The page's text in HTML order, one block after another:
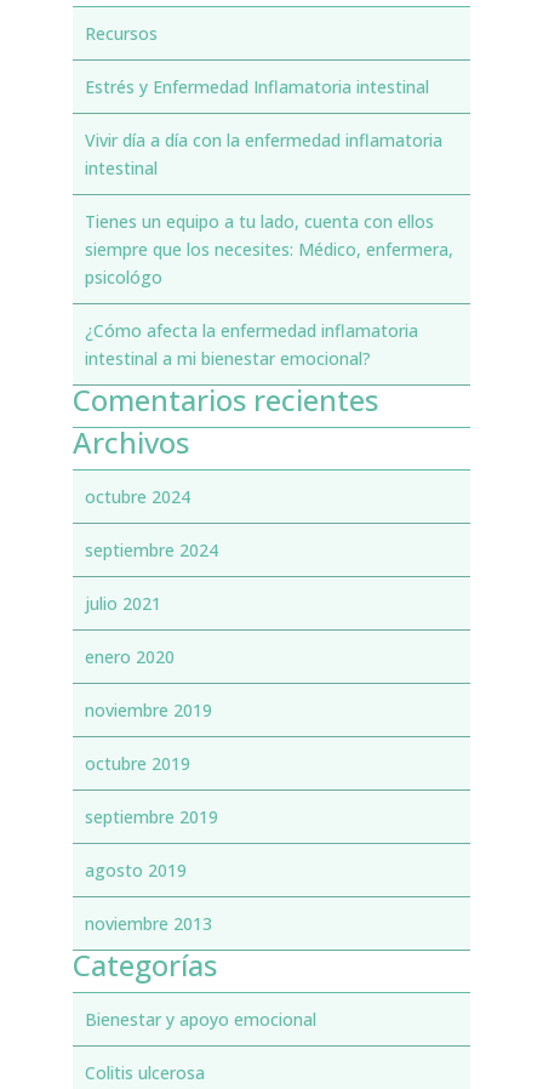
Recursos
Estrés y Enfermedad Inflamatoria intestinal
Vivir día a día con la enfermedad inflamatoria
intestinal
Tienes un equipo a tu lado, cuenta con ellos
siempre que los necesites: Médico, enfermera,
psicológo
¿Cómo afecta la enfermedad inflamatoria
intestinal a mi bienestar emocional?
Comentarios recientes
Archivos
octubre 2024
septiembre 2024
julio 2021
enero 2020
noviembre 2019
octubre 2019
septiembre 2019
agosto 2019
noviembre 2013
Categorías
Bienestar y apoyo emocional
Colitis ulcerosa